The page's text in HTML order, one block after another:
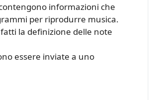
informazioni che
per riprodurre musica.
la definizione delle note
essere inviate a uno